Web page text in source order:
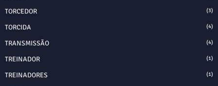
TORCEDOR (3)
TORCIDA (4)
TRANSMISSÃO (4)
TREINADOR (1)
TREINADORES (1)